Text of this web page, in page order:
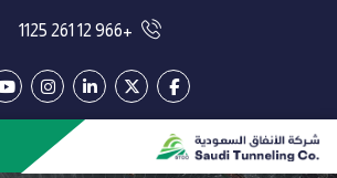
+966 12 261 1125